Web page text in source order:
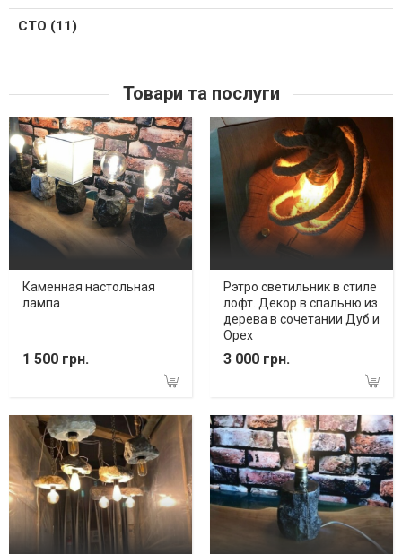
СТО (11)
Товари та послуги
Каменная настольная
лампа
1 500 грн.
Рэтро светильник в стиле
лофт. Декор в спальню из
дерева в сочетании Дуб и
Орех
3 000 грн.